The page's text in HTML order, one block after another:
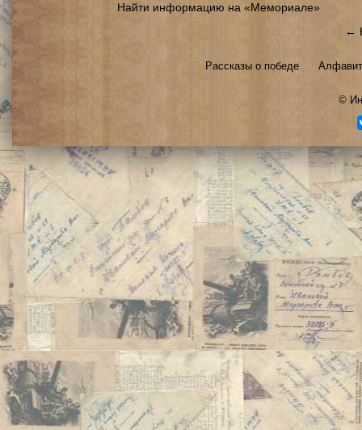
Найти информацию на «Мемориале»
←
Рассказы о победе
©